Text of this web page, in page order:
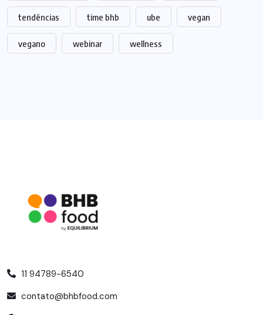
tendências time bhb ube vegan
vegano webinar wellness
11 94789-6540
contato@bhbfood.com